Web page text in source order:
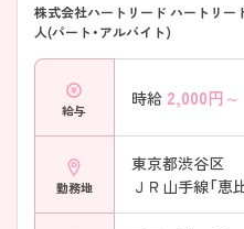
株式会社ハートリード ハートリ
人(パート・アルバイト)
給与
時給 2,000円～
勤務地
東京都渋谷区
ＪＲ山手線「恵